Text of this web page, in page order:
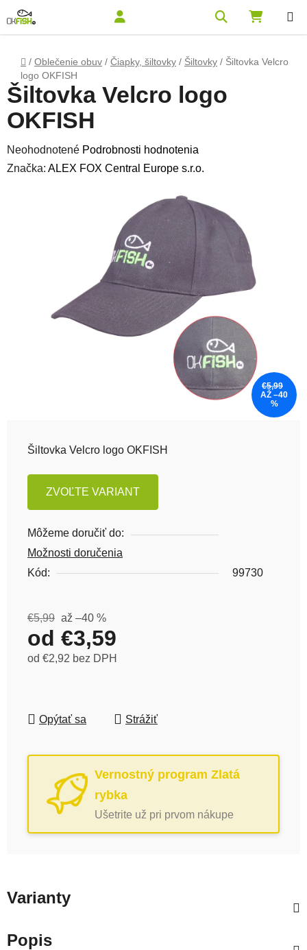
Domov
/ Oblečenie obuv / Čiapky, šiltovky / Šiltovky / Šiltovka Velcro
logo OKFISH
Šiltovka Velcro logo OKFISH
ZVOĽTE VARIANT
Môžeme doručiť do:
Možnosti doručenia
Kód:
99730
€5,99 až –40 %
od €3,59
od €2,92 bez DPH
Opýtať sa Strážiť
Vernostný program Zlatá
rybka
Ušetrite už pri prvom nákupe
Šiltovka Velcro logo
OKFISH
Priemerné hodnotenie produktu je 0,0 z 5 hviezdičiek.
Neohodnotené Podrobnosti hodnotenia
Značka: ALEX FOX Central Europe s.r.o.
€5,99
AŽ –40
%
Varianty
Popis